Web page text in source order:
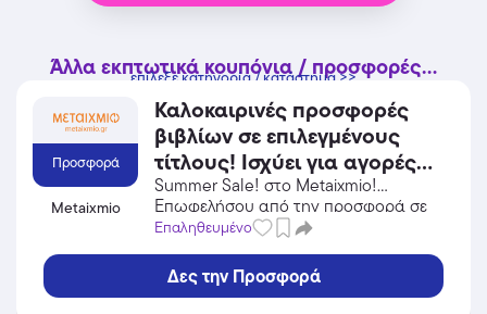
Άλλα εκπτωτικά κουπόνια / προσφορές...
επίλεξε κατηγορία / κατάστημα >>
Προσφορά
Metaixmio
Καλοκαιρινές προσφορές
βιβλίων σε επιλεγμένους
τίτλους! Ισχύει για αγορές
έως 19/08/2026.
Summer Sale! στο Metaixmio!
Επωφελήσου από την προσφορά σε
Βιβλία / CD / DVD του Metaixmio και
Επαληθευμένο
Δες την Προσφορά